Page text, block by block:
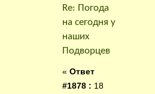
Re: Погода
на сегодня у
наших
Подворцев
« Ответ
#1878 : 18